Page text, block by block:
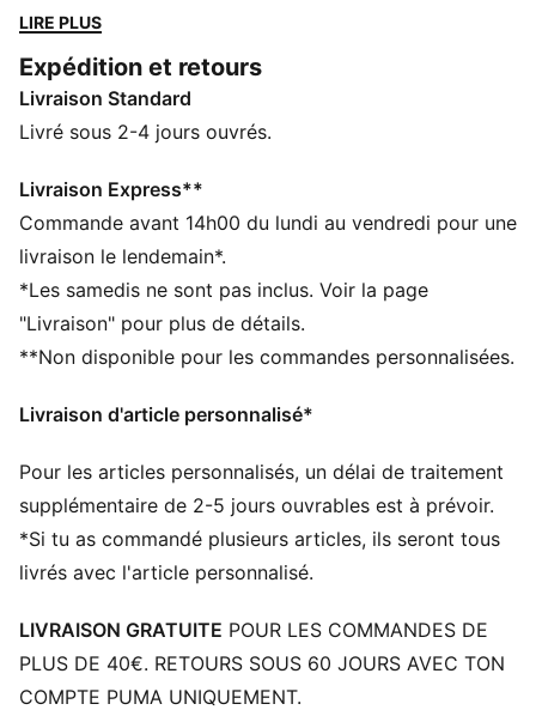
journées bien remplies. Fusionnant esprit rétro et
procurent un maximum de confort sans faire de
concession sur le style, pour profiter à fond de toutes
tes activités.
Coupe : Régulière
Maille plate double épaisseur
Modèle à revers
Taille unique
LIRE PLUS
Expédition et retours
Livraison Standard
Livré sous 2-4 jours ouvrés.
Livraison Express**
Commande avant 14h00 du lundi au vendredi pour une
livraison le lendemain*.
*Les samedis ne sont pas inclus. Voir la page
"Livraison" pour plus de détails.
**Non disponible pour les commandes personnalisées.
Livraison d'article personnalisé*
Pour les articles personnalisés, un délai de traitement
supplémentaire de 2-5 jours ouvrables est à prévoir.
*Si tu as commandé plusieurs articles, ils seront tous
livrés avec l'article personnalisé.
LIVRAISON GRATUITE POUR LES COMMANDES DE
PLUS DE 40€. RETOURS SOUS 60 JOURS AVEC TON
COMPTE PUMA UNIQUEMENT.